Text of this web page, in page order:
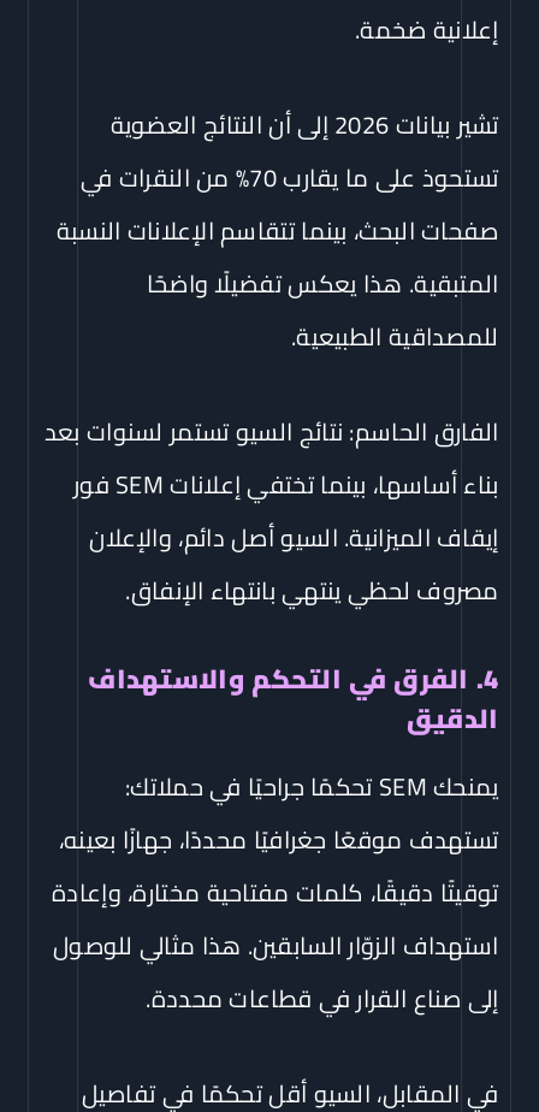
إعلانية ضخمة.
تشير بيانات 2026 إلى أن النتائج العضوية
تستحوذ على ما يقارب 70% من النقرات في
صفحات البحث، بينما تتقاسم الإعلانات النسبة
المتبقية. هذا يعكس تفضيلًا واضحًا
للمصداقية الطبيعية.
الفارق الحاسم: نتائج السيو تستمر لسنوات بعد
بناء أساسها، بينما تختفي إعلانات SEM فور
إيقاف الميزانية. السيو أصل دائم، والإعلان
مصروف لحظي ينتهي بانتهاء الإنفاق.
4. الفرق في التحكم والاستهداف
الدقيق
يمنحك SEM تحكمًا جراحيًا في حملاتك:
تستهدف موقعًا جغرافيًا محددًا، جهازًا بعينه،
توقيتًا دقيقًا، كلمات مفتاحية مختارة، وإعادة
استهداف الزوّار السابقين. هذا مثالي للوصول
إلى صناع القرار في قطاعات محددة.
في المقابل، السيو أقل تحكمًا في تفاصيل